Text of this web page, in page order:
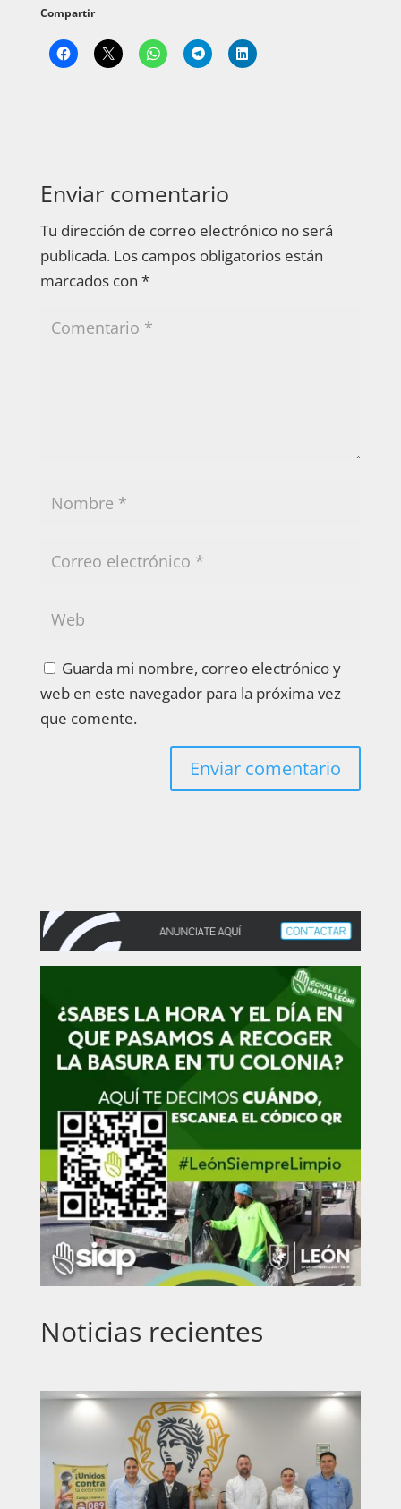
Compartir
Enviar comentario
Tu dirección de correo electrónico no será
publicada. Los campos obligatorios están
marcados con *
Guarda mi nombre, correo electrónico y
web en este navegador para la próxima vez
que comente.
Noticias recientes